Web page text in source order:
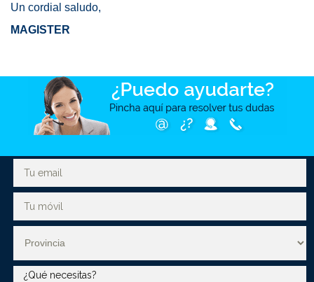
Un cordial saludo,
MAGISTER